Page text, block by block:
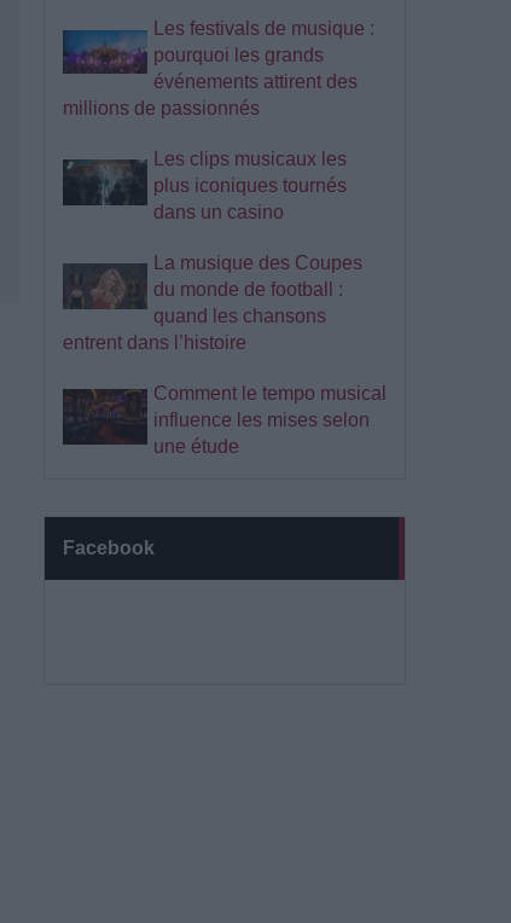
Les festivals de musique :
pourquoi les grands
événements attirent des
millions de passionnés
Les clips musicaux les
plus iconiques tournés
dans un casino
La musique des Coupes
du monde de football :
quand les chansons
entrent dans l’histoire
Comment le tempo musical
influence les mises selon
une étude
Facebook